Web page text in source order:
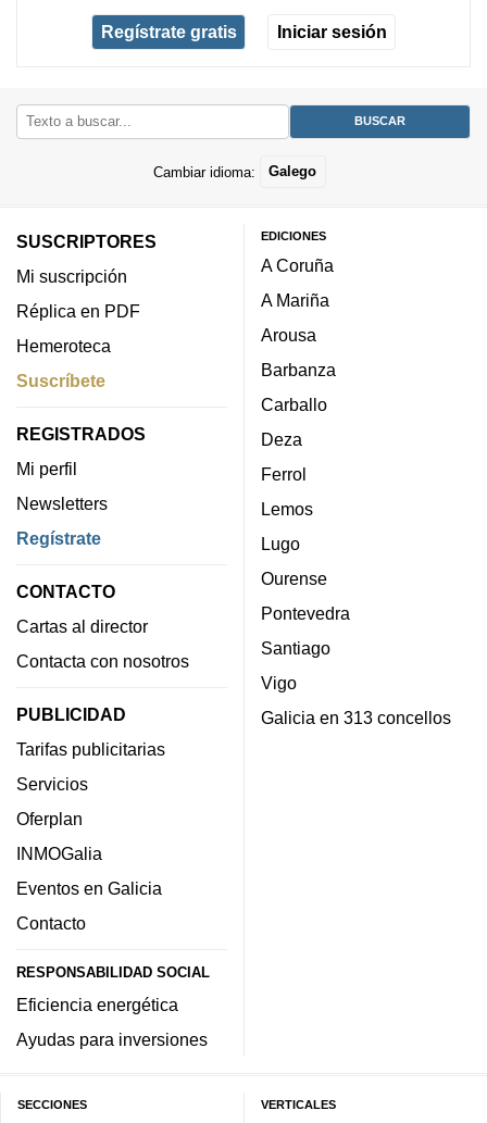
Regístrate gratis Iniciar sesión
Cambiar idioma: Galego
SUSCRIPTORES
Mi suscripción
Réplica en PDF
Hemeroteca
Suscríbete
REGISTRADOS
Mi perfil
Newsletters
Regístrate
CONTACTO
Cartas al director
Contacta con nosotros
PUBLICIDAD
Tarifas publicitarias
Servicios
Oferplan
INMOGalia
Eventos en Galicia
Contacto
RESPONSABILIDAD SOCIAL
Eficiencia energética
Ayudas para inversiones
EDICIONES
A Coruña
A Mariña
Arousa
Barbanza
Carballo
Deza
Ferrol
Lemos
Lugo
Ourense
Pontevedra
Santiago
Vigo
Galicia en 313 concellos
SECCIONES VERTICALES